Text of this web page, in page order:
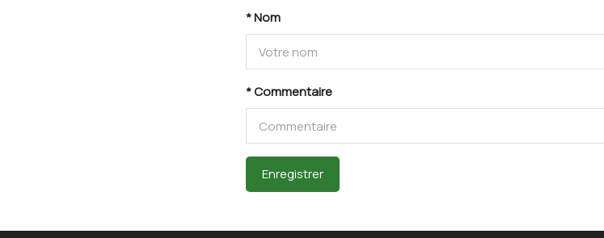
* Nom
* Commentaire
Enregistrer